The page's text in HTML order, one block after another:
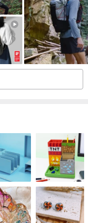
に容量を拡張可能
、左右に収納ポケットが1
ルダー、キーストラッ
ックパッド
なショルダーストラッ
まで拡張可能）